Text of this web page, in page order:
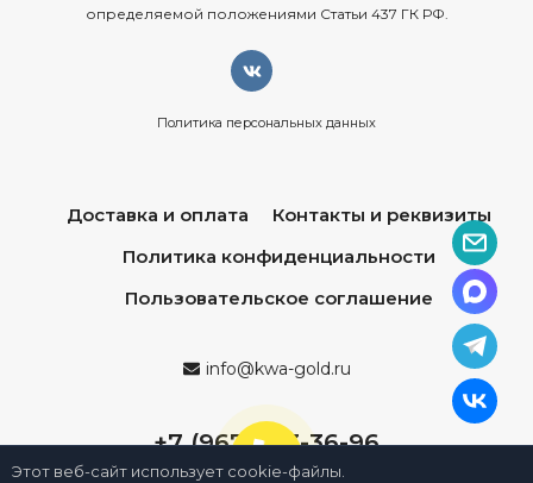
определяемой положениями Статьи 437 ГК РФ.
Политика персональных данных
Доставка и оплата
Контакты и реквизиты
Политика конфиденциальности
Пользовательское соглашение
info@kwa-gold.ru
+7 (967) 013-36-96
Этот веб-сайт использует cookie-файлы.